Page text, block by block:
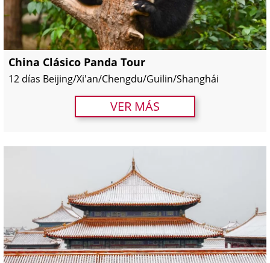
China Clásico Panda Tour
12 días Beijing/Xi'an/Chengdu/Guilin/Shanghái
VER MÁS